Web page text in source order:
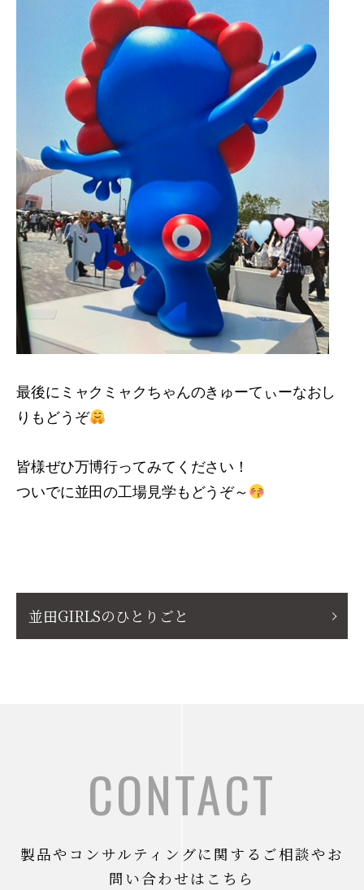
最後にミャクミャクちゃんのきゅーてぃーなおし
りもどうぞ
皆様ぜひ万博行ってみてください！
ついでに並田の工場見学もどうぞ～
並田GIRLSのひとりごと
CONTACT
製品やコンサルティングに関するご相談やお
問い合わせはこちら